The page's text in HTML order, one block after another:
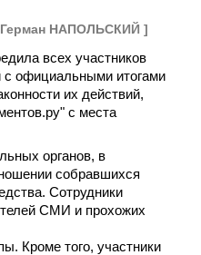
Герман НАПОЛЬСКИЙ ]
всех участников
с официальными итогами
их действий,
с места
органов, в
собравшихся
Сотрудники
СМИ и прохожих
Кроме того, участники